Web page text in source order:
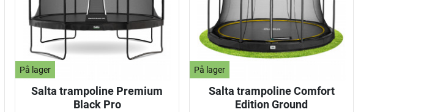
På lager
Salta trampoline Premium
Black Pro
På lager
Salta trampoline Comfort
Edition Ground